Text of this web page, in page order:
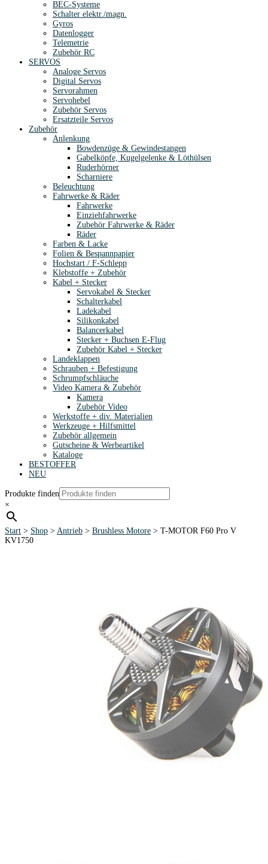
BEC-Systeme
Schalter elektr./magn.
Gyros
Datenlogger
Telemetrie
Zubehör RC
SERVOS
Analoge Servos
Digital Servos
Servorahmen
Servohebel
Zubehör Servos
Ersatzteile Servos
Zubehör
Anlenkung
Bowdenzüge & Gewindestangen
Gabelköpfe, Kugelgelenke & Löthülsen
Ruderhörner
Scharniere
Beleuchtung
Fahrwerke & Räder
Fahrwerke
Einziehfahrwerke
Zubehör Fahrwerke & Räder
Räder
Farben & Lacke
Folien & Bespannpapier
Hochstart / F-Schlepp
Klebstoffe + Zubehör
Kabel + Stecker
Servokabel & Stecker
Schalterkabel
Ladekabel
Silikonkabel
Balancerkabel
Stecker + Buchsen E-Flug
Zubehör Kabel + Stecker
Landeklappen
Schrauben + Befestigung
Schrumpfschläuche
Video Kamera & Zubehör
Kamera
Zubehör Video
Werkstoffe + div. Materialien
Werkzeuge + Hilfsmittel
Zubehör allgemein
Gutscheine & Werbeartikel
Kataloge
BESTOFFER
NEU
Produkte finden
×
Start > Shop > Antrieb > Brushless Motore > T-MOTOR F60 Pro V
KV1750